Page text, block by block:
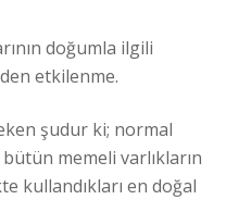
doğumla ilgili
etkilenme.
şudur ki; normal
memeli varlıkların
kullandıkları en doğal